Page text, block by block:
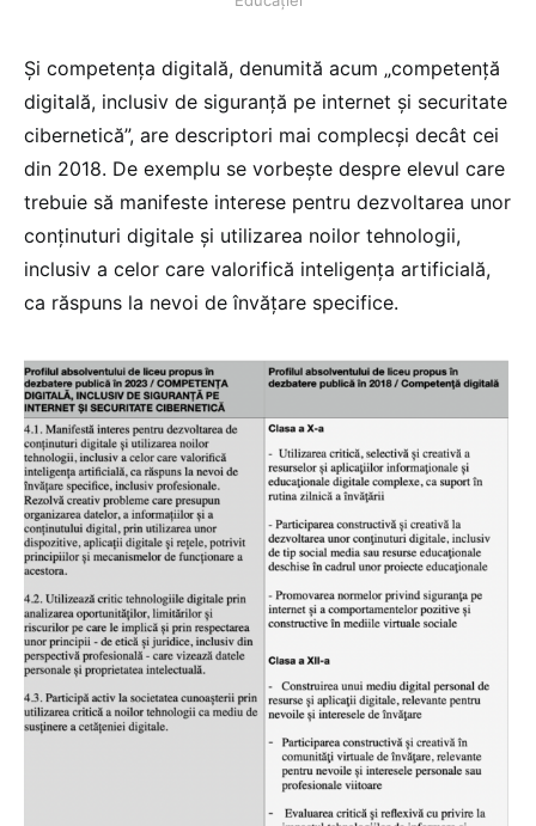
Și competența digitală, denumită acum „competență
digitală, inclusiv de siguranță pe internet și securitate
cibernetică”, are descriptori mai complecși decât cei
din 2018. De exemplu se vorbește despre elevul care
trebuie să manifeste interese pentru dezvoltarea unor
conținuturi digitale și utilizarea noilor tehnologii,
inclusiv a celor care valorifică inteligența artificială,
ca răspuns la nevoi de învățare specifice.